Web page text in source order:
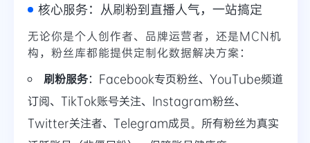
核心服务：从刷粉到直播人气，一站搞定
无论你是个人创作者、品牌运营者，还是MCN机
构，粉丝库都能提供定制化数据解决方案：
刷粉服务：Facebook专页粉丝、YouTube频道
订阅、TikTok账号关注、Instagram粉丝、
Twitter关注者、Telegram成员。所有粉丝为真实